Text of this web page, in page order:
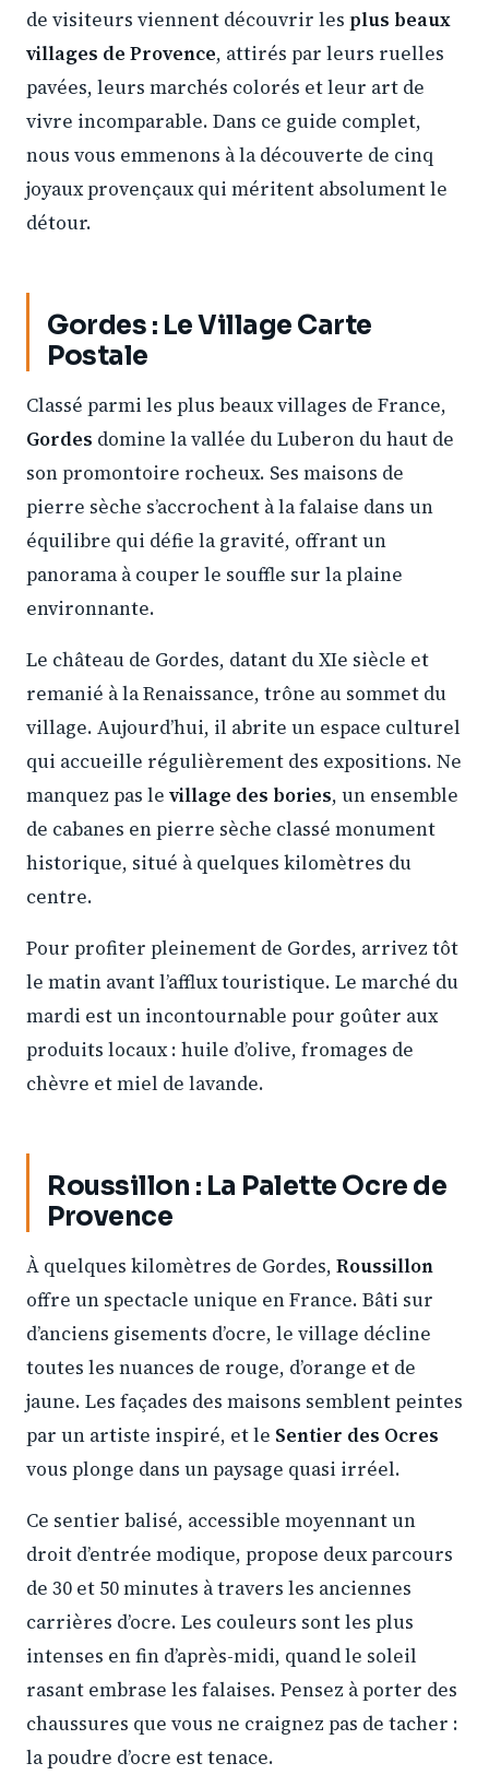
de visiteurs viennent découvrir les plus beaux
villages de Provence, attirés par leurs ruelles
pavées, leurs marchés colorés et leur art de
vivre incomparable. Dans ce guide complet,
nous vous emmenons à la découverte de cinq
joyaux provençaux qui méritent absolument le
détour.
Gordes : Le Village Carte
Postale
Classé parmi les plus beaux villages de France,
Gordes domine la vallée du Luberon du haut de
son promontoire rocheux. Ses maisons de
pierre sèche s’accrochent à la falaise dans un
équilibre qui défie la gravité, offrant un
panorama à couper le souffle sur la plaine
environnante.
Le château de Gordes, datant du XIe siècle et
remanié à la Renaissance, trône au sommet du
village. Aujourd’hui, il abrite un espace culturel
qui accueille régulièrement des expositions. Ne
manquez pas le village des bories, un ensemble
de cabanes en pierre sèche classé monument
historique, situé à quelques kilomètres du
centre.
Pour profiter pleinement de Gordes, arrivez tôt
le matin avant l’afflux touristique. Le marché du
mardi est un incontournable pour goûter aux
produits locaux : huile d’olive, fromages de
chèvre et miel de lavande.
Roussillon : La Palette Ocre de
Provence
À quelques kilomètres de Gordes, Roussillon
offre un spectacle unique en France. Bâti sur
d’anciens gisements d’ocre, le village décline
toutes les nuances de rouge, d’orange et de
jaune. Les façades des maisons semblent peintes
par un artiste inspiré, et le Sentier des Ocres
vous plonge dans un paysage quasi irréel.
Ce sentier balisé, accessible moyennant un
droit d’entrée modique, propose deux parcours
de 30 et 50 minutes à travers les anciennes
carrières d’ocre. Les couleurs sont les plus
intenses en fin d’après-midi, quand le soleil
rasant embrase les falaises. Pensez à porter des
chaussures que vous ne craignez pas de tacher :
la poudre d’ocre est tenace.